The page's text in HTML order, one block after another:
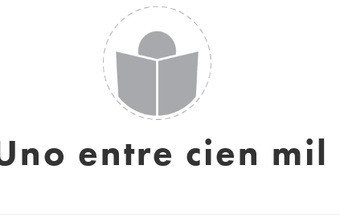
entre cien mil